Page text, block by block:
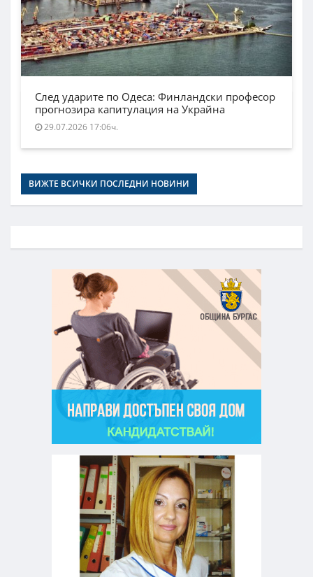
След ударите по Одеса: Финландски професор
прогнозира капитулация на Украйна
29.07.2026 17:06ч.
ВИЖТЕ ВСИЧКИ ПОСЛЕДНИ НОВИНИ